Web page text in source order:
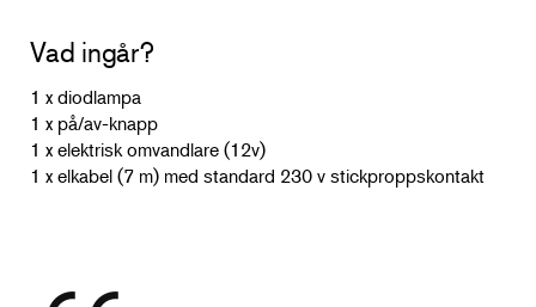
Vad ingår?
1 x diodlampa
1 x på/av-knapp
1 x elektrisk omvandlare (12v)
1 x elkabel (7 m) med standard 230 v stickproppskontakt